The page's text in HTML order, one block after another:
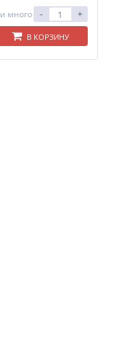
много
- +
В КОРЗИНУ